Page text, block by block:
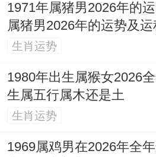
包裹，即以文化、修养、
烈转化为积极进取之能量
人表达爱意的方式，常在
过旺则成伤官，挑剔苛责
刻自省，将宣泄转为疏导
人。
1971年属猪男2026年的
属猪男2026年的运势及运
生肖运势
1980年出生属猴女2026
生属五行属木还是土
生肖运势
1969属鸡男在2026年全